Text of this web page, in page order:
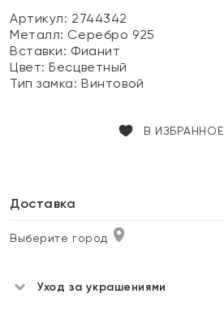
Артикул: 2744342
Металл: Серебро 925
Вставки: Фианит
Цвет:Бесцветный
Тип замка:Винтовой
В ИЗБРАННОЕ
Доставка
Выберите город
Уход за украшениями